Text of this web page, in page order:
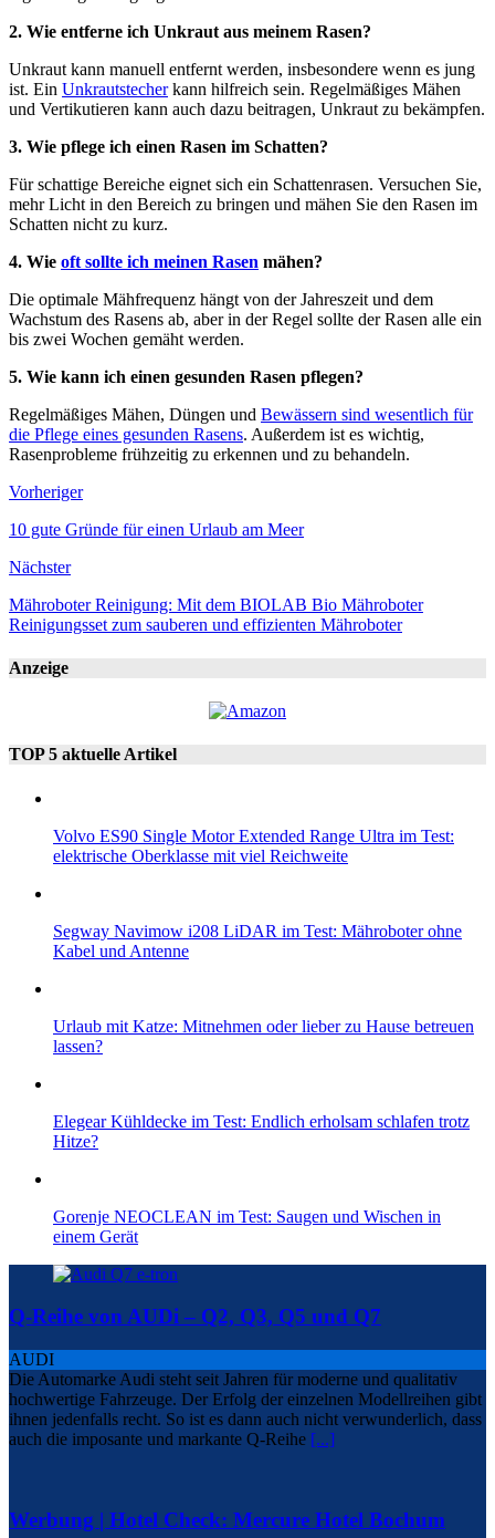
2. Wie entferne ich Unkraut aus meinem Rasen?
Unkraut kann manuell entfernt werden, insbesondere wenn es jung
ist. Ein Unkrautstecherkann hilfreich sein. Regelmäßiges Mähen
und Vertikutieren kann auch dazu beitragen, Unkraut zu bekämpfen.
3. Wie pflege ich einen Rasen im Schatten?
Für schattige Bereiche eignet sich ein Schattenrasen. Versuchen Sie,
mehr Licht in den Bereich zu bringen und mähen Sie den Rasen im
Schatten nicht zu kurz.
4. Wie oft sollte ich meinen Rasen mähen?
Die optimale Mähfrequenz hängt von der Jahreszeit und dem
Wachstum des Rasens ab, aber in der Regel sollte der Rasen alle ein
bis zwei Wochen gemäht werden.
5. Wie kann ich einen gesunden Rasen pflegen?
Regelmäßiges Mähen, Düngen und Bewässern sind wesentlich für
die Pflege eines gesunden Rasens. Außerdem ist es wichtig,
Rasenprobleme frühzeitig zu erkennen und zu behandeln.
Vorheriger
10 gute Gründe für einen Urlaub am Meer
Nächster
Mähroboter Reinigung: Mit dem BIOLAB Bio Mähroboter
Reinigungsset zum sauberen und effizienten Mähroboter
Anzeige
TOP 5 aktuelle Artikel
Volvo ES90 Single Motor Extended Range Ultra im Test:
elektrische Oberklasse mit viel Reichweite
Segway Navimow i208 LiDAR im Test: Mähroboter ohne
Kabel und Antenne
Urlaub mit Katze: Mitnehmen oder lieber zu Hause betreuen
lassen?
Elegear Kühldecke im Test: Endlich erholsam schlafen trotz
Hitze?
Gorenje NEOCLEAN im Test: Saugen und Wischen in
einem Gerät
Q-Reihe von AUDi – Q2, Q3, Q5 und Q7
AUDI
Die Automarke Audi steht seit Jahren für moderne und qualitativ
hochwertige Fahrzeuge. Der Erfolg der einzelnen Modellreihen gibt
ihnen jedenfalls recht. So ist es dann auch nicht verwunderlich, dass
auch die imposante und markante Q-Reihe [...]
Werbung | Hotel Check: Mercure Hotel Bochum